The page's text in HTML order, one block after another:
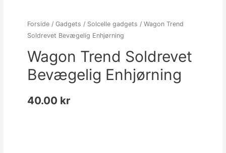
Forside/ Gadgets / Solcelle gadgets / Wagon Trend
Soldrevet Bevægelig Enhjørning
Wagon Trend Soldrevet
Bevægelig Enhjørning
40.00 kr